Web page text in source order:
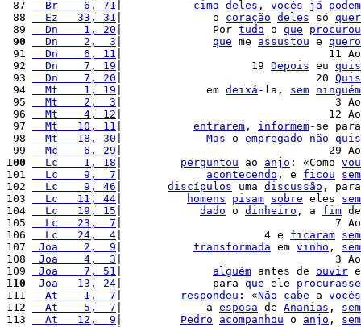
87
  Br    6, 71
cima deles , vocês já
podem
88
  Ez   33, 31
|              o coração deles só quer
89
  Dn    1, 20
|              Por tudo o que
procurou
90
  Dn    2,  3
que me assustou e quero
91
  Dn    6, 11
|                                11
92
  Dn    7, 19
|                    19 Depois eu quis
93
  Dn    7, 20
|                              20 Quis
94
  Mt    1, 19
|             em deixá -la, sem ninguém
95
  Mt    2,  3
|                                 3
96
  Mt    4, 12
|                                12
97
  Mt   10, 11
entrarem , informem-se
98
  Mt   18, 30
Mas o empregado não quis
99
  Mc    6, 29
|                                29
100
  Lc    1, 18
perguntou ao anjo : «Como vou
101
  Lc    9,  7
acontecendo , e ficou
sem
102
  Lc    9, 46
discípulos uma discussão ,
103
  Lc   11, 44
homens pisam sobre eles sem
104
  Lc   19, 15
dado o dinheiro , a fim
105
  Lc   23,  7
|                                 7
106
  Lc   24,  4
|                      4 e ficaram sem
107
Joa    2,  9 transformada em vinho , sem
108
Joa    4,  3 |                                 3
109
Joa    7, 51 alguém antes de ouvir
110
Joa   13, 24 |              para que ele procurasse
111
  At    1,  7
respondeu : «Não cabe a vocês
112
  At    5,  7
|             a esposa de Ananias , sem
113
  At   12,  9
Pedro acompanhou o anjo , sem